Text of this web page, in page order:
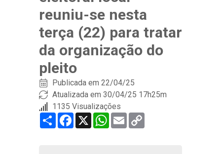
reuniu-se nesta
terça (22) para tratar
da organização do
pleito
Publicada em 22/04/25
Atualizada em 30/04/25 17h25m
1135 Visualizações
Share Facebook
X WhatsApp
Email